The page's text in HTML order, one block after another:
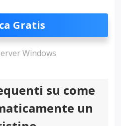
Gratis
Windows
su come
un